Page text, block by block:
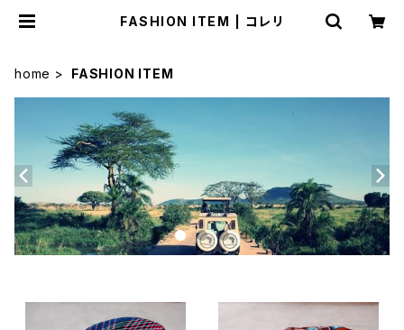
FASHION ITEM | コレリ
home FASHION ITEM